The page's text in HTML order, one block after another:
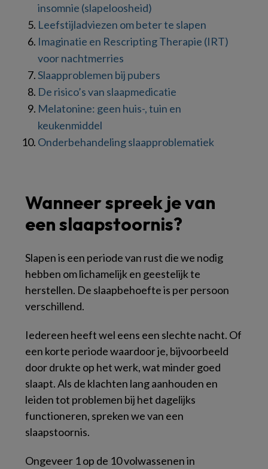
insomnie (slapeloosheid)
Leefstijladviezen om beter te slapen
Imaginatie en Rescripting Therapie (IRT)
voor nachtmerries
Slaapproblemen bij pubers
De risico’s van slaapmedicatie
Melatonine: geen huis-, tuin en
keukenmiddel
Onderbehandeling slaapproblematiek
Wanneer spreek je van
een slaapstoornis?
Slapen is een periode van rust die we nodig
hebben om lichamelijk en geestelijk te
herstellen. De slaapbehoefte is per persoon
verschillend.
Iedereen heeft wel eens een slechte nacht. Of
een korte periode waardoor je, bijvoorbeeld
door drukte op het werk, wat minder goed
slaapt. Als de klachten lang aanhouden en
leiden tot problemen bij het dagelijks
functioneren, spreken we van een
slaapstoornis.
Ongeveer 1 op de 10 volwassenen in